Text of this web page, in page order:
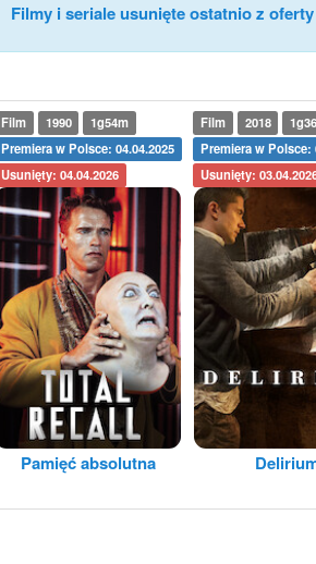
Filmy i seriale usunięte ostatnio z
Film 1990
1g54m
Premiera w Polsce: 04.04.2025
Usunięty: 04.04.2026
Pamięć absolutna
Film 2018
Premiera w Polsce:
Usunięty: